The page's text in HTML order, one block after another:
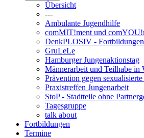
Übersicht
---
Ambulante Jugendhilfe
comMIT!ment und
DenkPLOSIV - Fortbildungen
GruLeLe
Hamburger Jungenaktionstag
Männerarbeit und Teilhabe in
Prävention gegen
Praxistreffen Jungenarbeit
StoP - Stadtteile ohne
Tagesgruppe
talk about
Fortbildungen
Termine